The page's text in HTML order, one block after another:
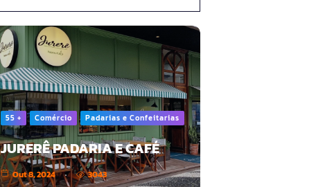
55 + Comércio Padarias e Confeitarias
JURERÊ PADARIA E CAFÉ
Out 8, 2024 3043